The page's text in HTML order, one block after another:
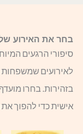
בחר את האירוע
לאירועים שמשפחות
בזהירות. בחרו
אישית כדי להפוך את